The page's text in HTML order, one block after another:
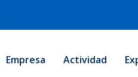
Empresa Actividad